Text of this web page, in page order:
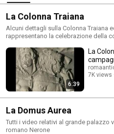
La Colonna Traiana
Alcuni dettagli sulla Colonna Traiana
rappresentano la celebrazione della
6:39
La
7K views
La Domus Aurea
Tutti i video relativi al grande
romano Nerone